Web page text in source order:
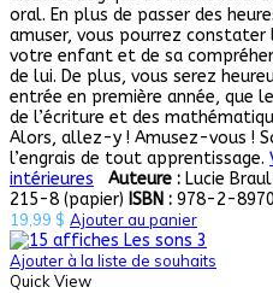
oral. En plus de passer des
amuser, vous pourrez constater
votre enfant et de sa
de lui. De plus, vous serez
entrée en première année, que
de l’écriture et des
Alors, allez-y ! Amusez-vous !
l’engrais de tout apprentissage.
intérieures
Auteure : Lucie
215-8 (papier) ISBN : 978-2-
19,99 $ Ajouter au panier
Ajouter à la liste de souhaits
Quick View